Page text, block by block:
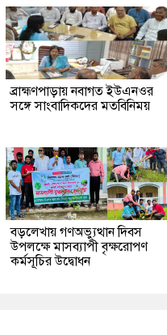
ব্রাহ্মণপাড়ায় নবাগত ইউএনওর
সঙ্গে সাংবাদিকদের মতবিনিময়
বড়লেখায় গণঅভ্যুত্থান দিবস
উপলক্ষে মাসব্যাপী বৃক্ষরোপণ
কর্মসূচির উদ্বোধন